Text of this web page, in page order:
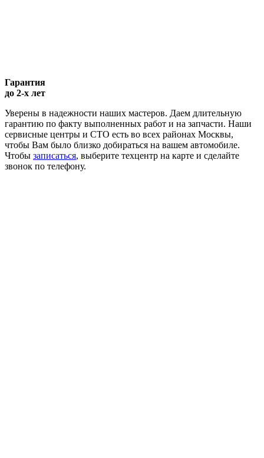
Гарантия
до 2-х лет
Уверены в надежности наших мастеров. Даем длительную
гарантию по факту выполненных работ и на запчасти. Наши
сервисные центры и СТО есть во всех районах Москвы,
чтобы Вам было близко добираться на вашем автомобиле.
Чтобы записаться, выберите техцентр на карте и сделайте
звонок по телефону.